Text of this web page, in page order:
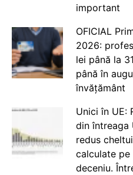
important
OFICIAL
2026:
lei până la
până în
învățământ
Unici în UE:
din întreaga
redus
calculate
deceniu.